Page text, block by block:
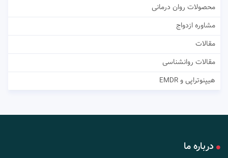
محصولات روان درمانی
مشاوره ازدواج
مقالات
مقالات روانشناسی
هیپنوتراپی و EMDR
درباره ما